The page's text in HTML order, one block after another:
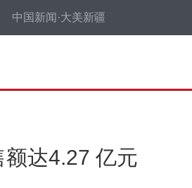
中国新闻·大美新疆
额达4.27 亿元